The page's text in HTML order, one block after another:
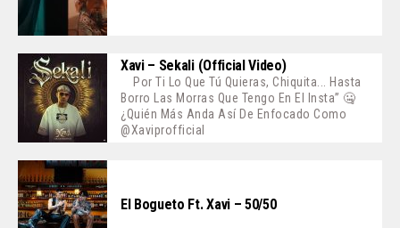
Xavi – Sekali (Official Video)
Por Ti Lo Que Tú Quieras, Chiquita... Hasta
Borro Las Morras Que Tengo En El Insta” 🤐
¿Quién Más Anda Así De Enfocado Como
@xaviprofficial
El Bogueto Ft. Xavi – 50/50